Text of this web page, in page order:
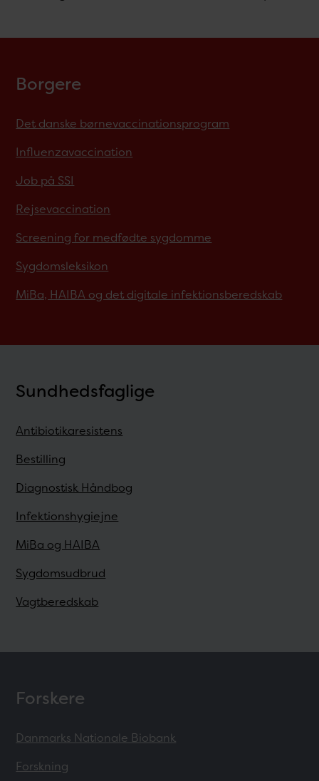
Borgere
Det danske børnevaccinationsprogram
Influenzavaccination
Job på SSI
Rejsevaccination
Screening for medfødte sygdomme
Sygdomsleksikon
MiBa, HAIBA og det digitale infektionsberedskab
Sundhedsfaglige
Antibiotikaresistens
Bestilling
Diagnostisk Håndbog
Infektionshygiejne
MiBa og HAIBA
Sygdomsudbrud
Vagtberedskab
Forskere
Danmarks Nationale Biobank
Forskning